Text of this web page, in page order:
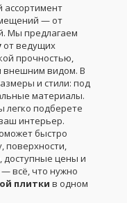
— от
Мы предлагаем
от ведущих
прочностью,
внешним видом. В
и стили: под
материалы.
легко подберете
интерьер.
быстро
поверхности,
доступные цены и
всё, что нужно
плитки в одном